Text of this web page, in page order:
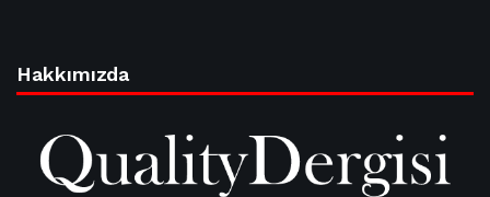
Hakkımızda